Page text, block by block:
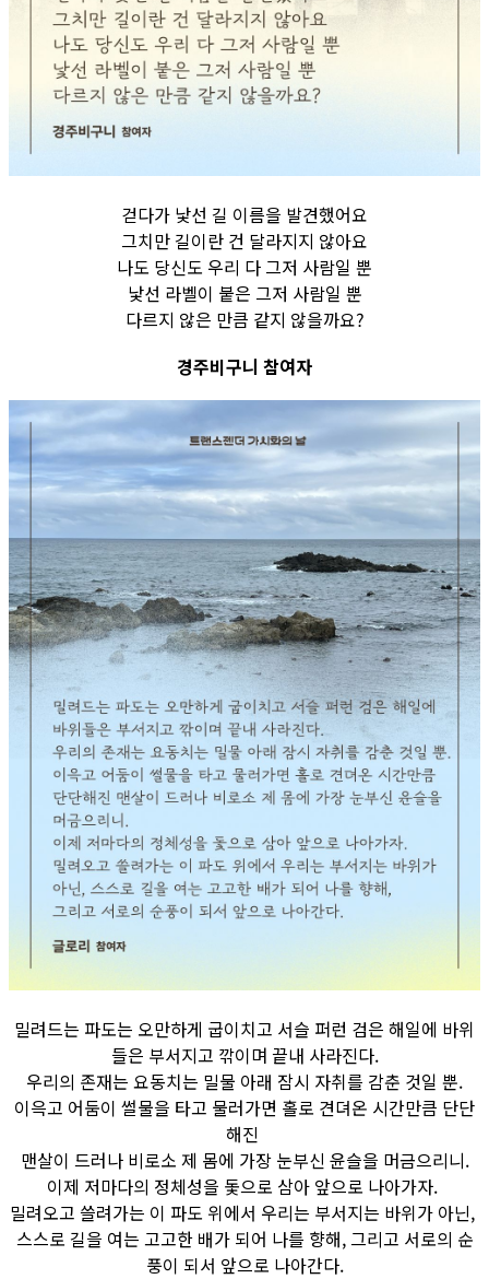
걷다가 낯선 길 이름을 발견했어요
그치만 길이란 건 달라지지 않아요
나도 당신도 우리 다 그저 사람일 뿐
낯선 라벨이 붙은 그저 사람일 뿐
다르지 않은 만큼 같지 않을까요?
경주비구니 참여자
밀려드는 파도는 오만하게 굽이치고 서슬 퍼런 검은 해일에 바위
들은 부서지고 깎이며 끝내 사라진다.
우리의 존재는 요동치는 밀물 아래 잠시 자취를 감춘 것일 뿐.
이윽고 어둠이 썰물을 타고 물러가면 홀로 견뎌온 시간만큼 단단
해진
맨살이 드러나 비로소 제 몸에 가장 눈부신 윤슬을 머금으리니.
이제 저마다의 정체성을 돛으로 삼아 앞으로 나아가자.
밀려오고 쓸려가는 이 파도 위에서 우리는 부서지는 바위가 아닌,
스스로 길을 여는 고고한 배가 되어 나를 향해, 그리고 서로의 순
풍이 되서 앞으로 나아간다.